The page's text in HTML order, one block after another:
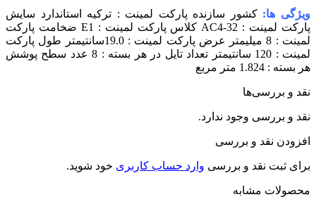
ها:کشور سازنده پارکت لمینت : ترکیه استاندارد سایش
پارکت لمینت : AC4-32 کلاس پارکت لمینت : E1 ضخامت پارکت
لمینت : 8 میلیمتر عرض پارکت لمینت : 19.0سانتیمتر طول پارکت
لمینت : 120 سانتیمتر تعداد تایل در هر بسته : 8 عدد سطح پوشش
بسته : 1.824 متر مربع
و بررسی‌ها
و بررسی وجود ندارد.
نقد و بررسی
ثبت نقد و بررسی وارد حساب کاربریخود شوید.
مشابه